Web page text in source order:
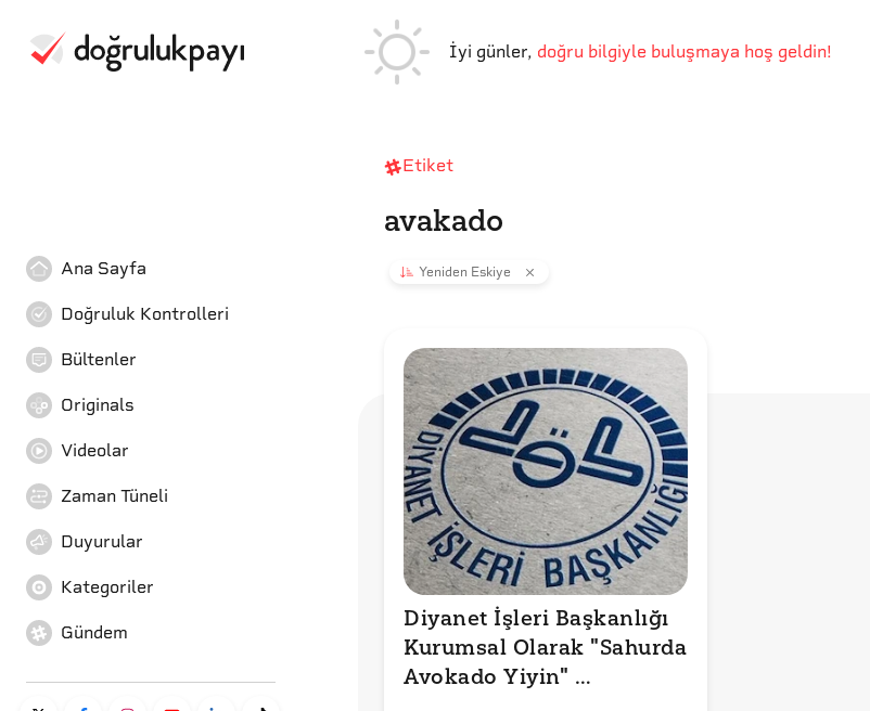
İyi günler, doğru bilgiyle buluşmaya hoş geldin!
Ana Sayfa
Doğruluk Kontrolleri
Bültenler
Originals
Videolar
Zaman Tüneli
Duyurular
Kategoriler
Gündem
Etiket
avakado
Yeniden Eskiye
Diyanet İşleri Başkanlığı
Kurumsal Olarak "Sahurda
Avokado Yiyin"